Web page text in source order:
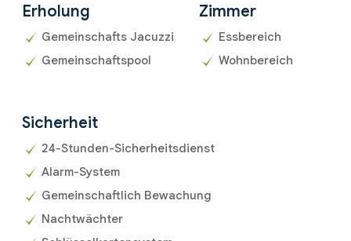
Erholung
Gemeinschafts Jacuzzi
Gemeinschaftspool
Zimmer
Essbereich
Wohnbereich
Sicherheit
24-Stunden-Sicherheitsdienst
Alarm-System
Gemeinschaftlich Bewachung
Nachtwächter